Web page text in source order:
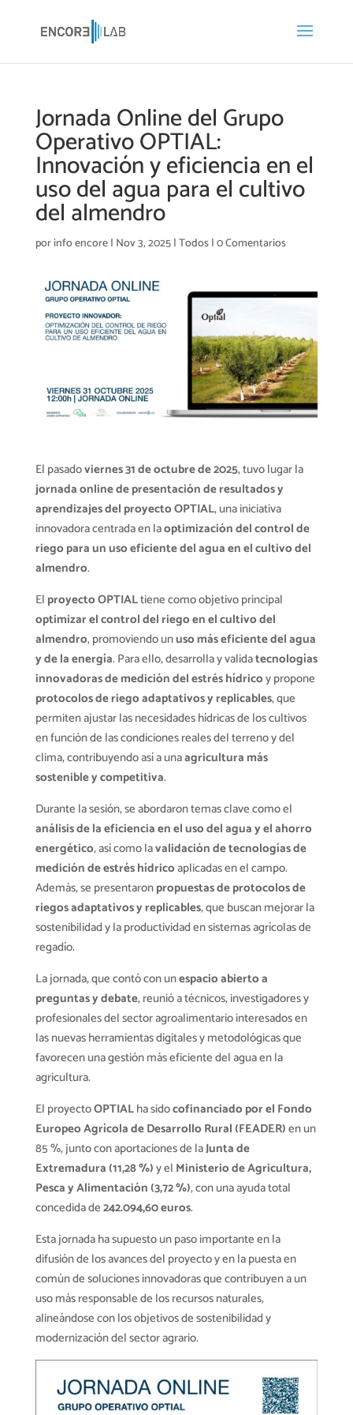
Jornada Online del Grupo
Operativo OPTIAL:
Innovación y eficiencia en el
uso del agua para el cultivo
del almendro
porinfo encore| Nov 3, 2025|Todos|0 Comentarios
El pasadoviernes 31 de octubre de 2025, tuvo lugar la
jornada online de presentación de resultados y
aprendizajes del proyecto OPTIAL, una iniciativa
innovadora centrada en laoptimización del control de
riego para un uso eficiente del agua en el cultivo del
almendro.
El proyecto OPTIALtiene como objetivo principal
optimizar el control del riego en el cultivo del
almendro, promoviendo unuso más eficiente del agua
y de la energía. Para ello, desarrolla y validatecnologías
innovadoras de medición del estrés hídricoy propone
protocolos de riego adaptativos y replicables, que
permiten ajustar las necesidades hídricas de los cultivos
en función de las condiciones reales del terreno y del
clima, contribuyendo así a unaagricultura más
sostenible y competitiva.
Durante la sesión, se abordaron temas clave como el
análisis de la eficiencia en el uso del agua y el ahorro
energético, así como lavalidación de tecnologías de
medición de estrés hídricoaplicadas en el campo.
Además, se presentaronpropuestas de protocolos de
riegos adaptativos y replicables, que buscan mejorar la
sostenibilidad y la productividad en sistemas agrícolas de
regadío.
La jornada, que contó con unespacio abierto a
preguntas y debate, reunió a técnicos, investigadores y
profesionales del sector agroalimentario interesados en
las nuevas herramientas digitales y metodológicas que
favorecen una gestión más eficiente del agua en la
agricultura.
El proyectoOPTIALha sidocofinanciado por el Fondo
Europeo Agrícola de Desarrollo Rural (FEADER)en un
85 %, junto con aportaciones de laJunta de
Extremadura (11,28 %)y el Ministerio de Agricultura,
Pesca y Alimentación (3,72 %), con una ayuda total
concedida de242.094,60 euros.
Esta jornada ha supuesto un paso importante en la
difusión de los avances del proyecto y en la puesta en
común de soluciones innovadoras que contribuyen a un
uso más responsable de los recursos naturales,
alineándose con los objetivos de sostenibilidad y
modernización del sector agrario.